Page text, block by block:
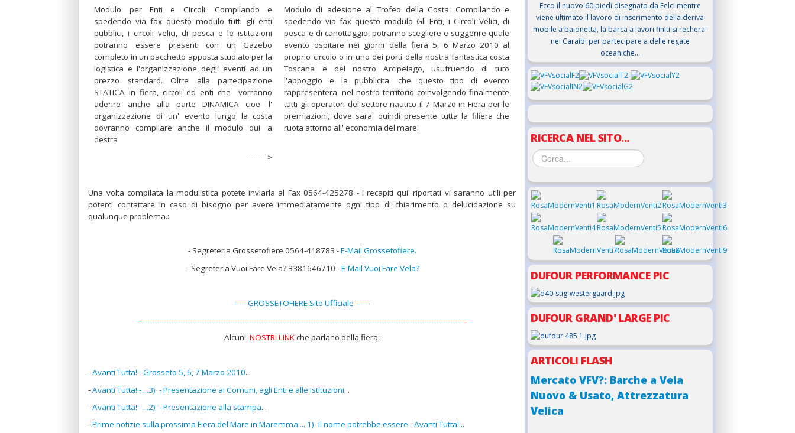
Modulo per Enti e Circoli: Compilando e
spedendo via fax questo modulo tutti gli enti
pubblici, i circoli velici, di pesca e le istituzioni
potranno essere presenti con un Gazebo
completo in un pacchetto apposta studiato per la
logistica e l'organizzazione degli eventi ad un
prezzo standard. Oltre alla partecipazione
STATICA in fiera, circoli ed enti che vorranno
aderire anche alla parte DINAMICA cioe' l'
organizzazione di un' evento lungo la costa
dovranno compilare anche il modulo qui' a
destra
--------->
Modulo di adesione al Trofeo della Costa: Compilando e
spedendo via fax questo modulo Gli Enti, i Circoli Velici, di
pesca e di canottaggio, potranno scegliere e suggerire quale
evento ospitare nei giorni della fiera 5, 6 Marzo 2010 al
proprio circolo o in uno dei porti della nostra fantastica costa
Toscana e del nostro Arcipelago, usufruendo di tuto
l'appoggio e la pubblicita' che questo tipo di evento
rappresentera' nel nostro territorio coinvolgendo finalmente
tutti gli operatori del settore nautico il 7 Marzo in Fiera per le
premiazioni, dove sara' quindi presente tutta la filiera che
ruota attorno all' economia del mare.
Una volta compilata la modulistica potete inviarla al Fax 0564-425278 - i recapiti qui' riportati vi saranno utili per
poterci contattare in caso di bisogno per avere immediatamente ogni tipo di chiarimento o delucidazione su
qualunque problema.:
- Segreteria Grossetofiere 0564-418783 -E-Mail Grossetofiere.
- Segreteria Vuoi Fare Vela? 3381646710 -E-Mail Vuoi Fare Vela?
----- GROSSETOFIERE Sito Ufficiale ------
-------------------------------------------------------------------------------------------------------------------------------------------
AlcuniNOSTRI LINKche parlano della fiera:
-Avanti Tutta! - Grosseto 5, 6, 7 Marzo 2010...
-Avanti Tutta! - ...3) - Presentazione ai Comuni, agli Enti e alle Istituzioni...
-Avanti Tutta! - ...2) - Presentazione alla stampa...
-Prime notizie sulla prossima Fiera del Mare in Maremma.... 1)- Il nome potrebbe essere - Avanti Tutta!...
Ecco il nuovo 60 piedi disegnato da Felci mentre
viene ultimato il lavoro di inserimento della deriva
mobile a baionetta, la barca a lavori finiti si rechera'
nei Caraibi per partecipare a delle regate
oceaniche...
RICERCA NEL SITO...
DUFOUR PERFORMANCE PIC
DUFOUR GRAND' LARGE PIC
ARTICOLI FLASH
Mercato VFV?: Barche a Vela
Nuovo & Usato, Attrezzatura
Velica